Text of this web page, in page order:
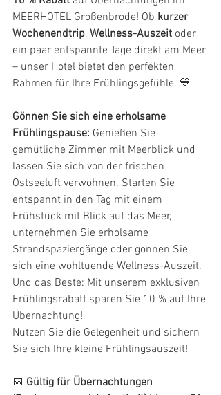
MEERHOTEL Großenbrode! Ob kurzer
Wochenendtrip, Wellness-Auszeit oder
ein paar entspannte Tage direkt am Meer
– unser Hotel bietet den perfekten
Rahmen für Ihre Frühlingsgefühle. 💙
Gönnen Sie sich eine erholsame
Frühlingspause: Genießen Sie
gemütliche Zimmer mit Meerblick und
lassen Sie sich von der frischen
Ostseeluft verwöhnen. Starten Sie
entspannt in den Tag mit einem
Frühstück mit Blick auf das Meer,
unternehmen Sie erholsame
Strandspaziergänge oder gönnen Sie
sich eine wohltuende Wellness-Auszeit.
Und das Beste: Mit unserem exklusiven
Frühlingsrabatt sparen Sie 10 % auf Ihre
Übernachtung!
Nutzen Sie die Gelegenheit und sichern
Sie sich Ihre kleine Frühlingsauszeit!
📅 Gültig für Übernachtungen